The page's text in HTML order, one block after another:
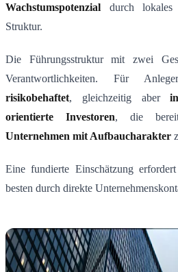
Wachstumspotenzial durch lokales
Struktur.
Die Führungsstruktur mit zwei
Verantwortlichkeiten. Für
risikobehaftet, gleichzeitig aber
orientierte Investoren, die
Unternehmen mit Aufbaucharakter
Eine fundierte Einschätzung
besten durch direkte